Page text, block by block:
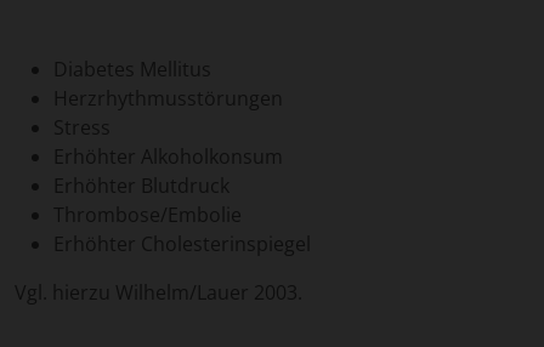
Diabetes Mellitus
Herzrhythmusstörungen
Stress
Erhöhter Alkoholkonsum
Erhöhter Blutdruck
Thrombose/Embolie
Erhöhter Cholesterinspiegel
Vgl. hierzu Wilhelm/Lauer 2003.